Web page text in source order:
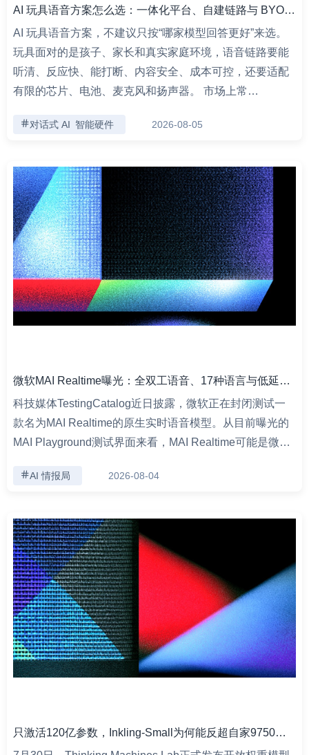
AI 玩具语音方案怎么选：一体化平台、自建链路与 BYOM 的差异
AI 玩具语音方案，不建议只按“哪家模型回答更好”来选。
玩具面对的是孩子、家长和真实家庭环境，语音链路要能
听清、反应快、能打断、内容安全、成本可控，还要适配
有限的芯片、电池、麦克风和扬声器。 市场上常…
对话式 AI 智能硬件 2026-08-05
微软MAI Realtime曝光：全双工语音、17种语言与低延迟打断
科技媒体TestingCatalog近日披露，微软正在封闭测试一
款名为MAI Realtime的原生实时语音模型。从目前曝光的
MAI Playground测试界面来看，MAI Realtime可能是微…
AI 情报局 2026-08-04
只激活120亿参数，Inkling-Small为何能反超自家9750亿参数模型？